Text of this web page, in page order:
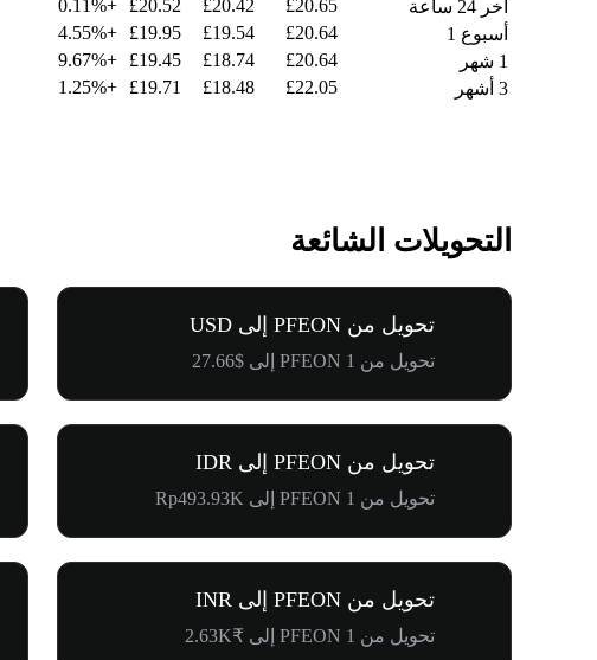
آخر 24 ساعة
£20.65
£20.42
£20.52
+0.11%
أسبوع 1
£20.64
£19.54
£19.95
+4.55%
1 شهر
£20.64
£18.74
£19.45
+9.67%
3 أشهر
£22.05
£18.48
£19.71
+1.25%
التحويلات الشائعة
تحويل من PFEON إلى USD
تحويل من 1 PFEON إلى $27.66
تحويل من PFEON إلى IDR
تحويل من 1 PFEON إلى Rp493.93K
تحويل من PFEON إلى INR
تحويل من 1 PFEON إلى ₹2.63K